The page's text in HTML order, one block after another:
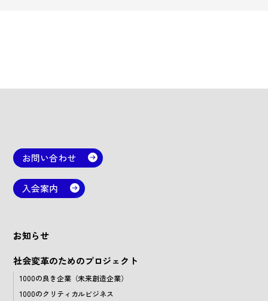
お問い合わせ
入会案内
お知らせ
社会変革のためのプロジェクト
1000の良き企業（未来創造企業）
1000のクリティカルビジネス